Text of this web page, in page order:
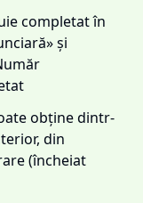
completat în
și
obține dintr-
din
(încheiat